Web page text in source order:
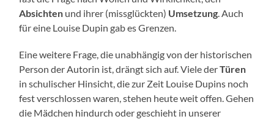
Absichten und ihrer (missglückten) Umsetzung . Auch
für eine Louise Dupin gab es Grenzen.
Eine weitere Frage, die unabhängig von der historischen
Person der Autorin ist, drängt sich auf. Viele derTüren
in schulischer Hinsicht, die zur Zeit Louise Dupins noch
fest verschlossen waren, stehen heute weit offen. Gehen
die Mädchen hindurch oder geschieht in unserer